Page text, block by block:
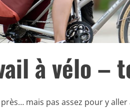
à vélo –
mais pas assez pour y